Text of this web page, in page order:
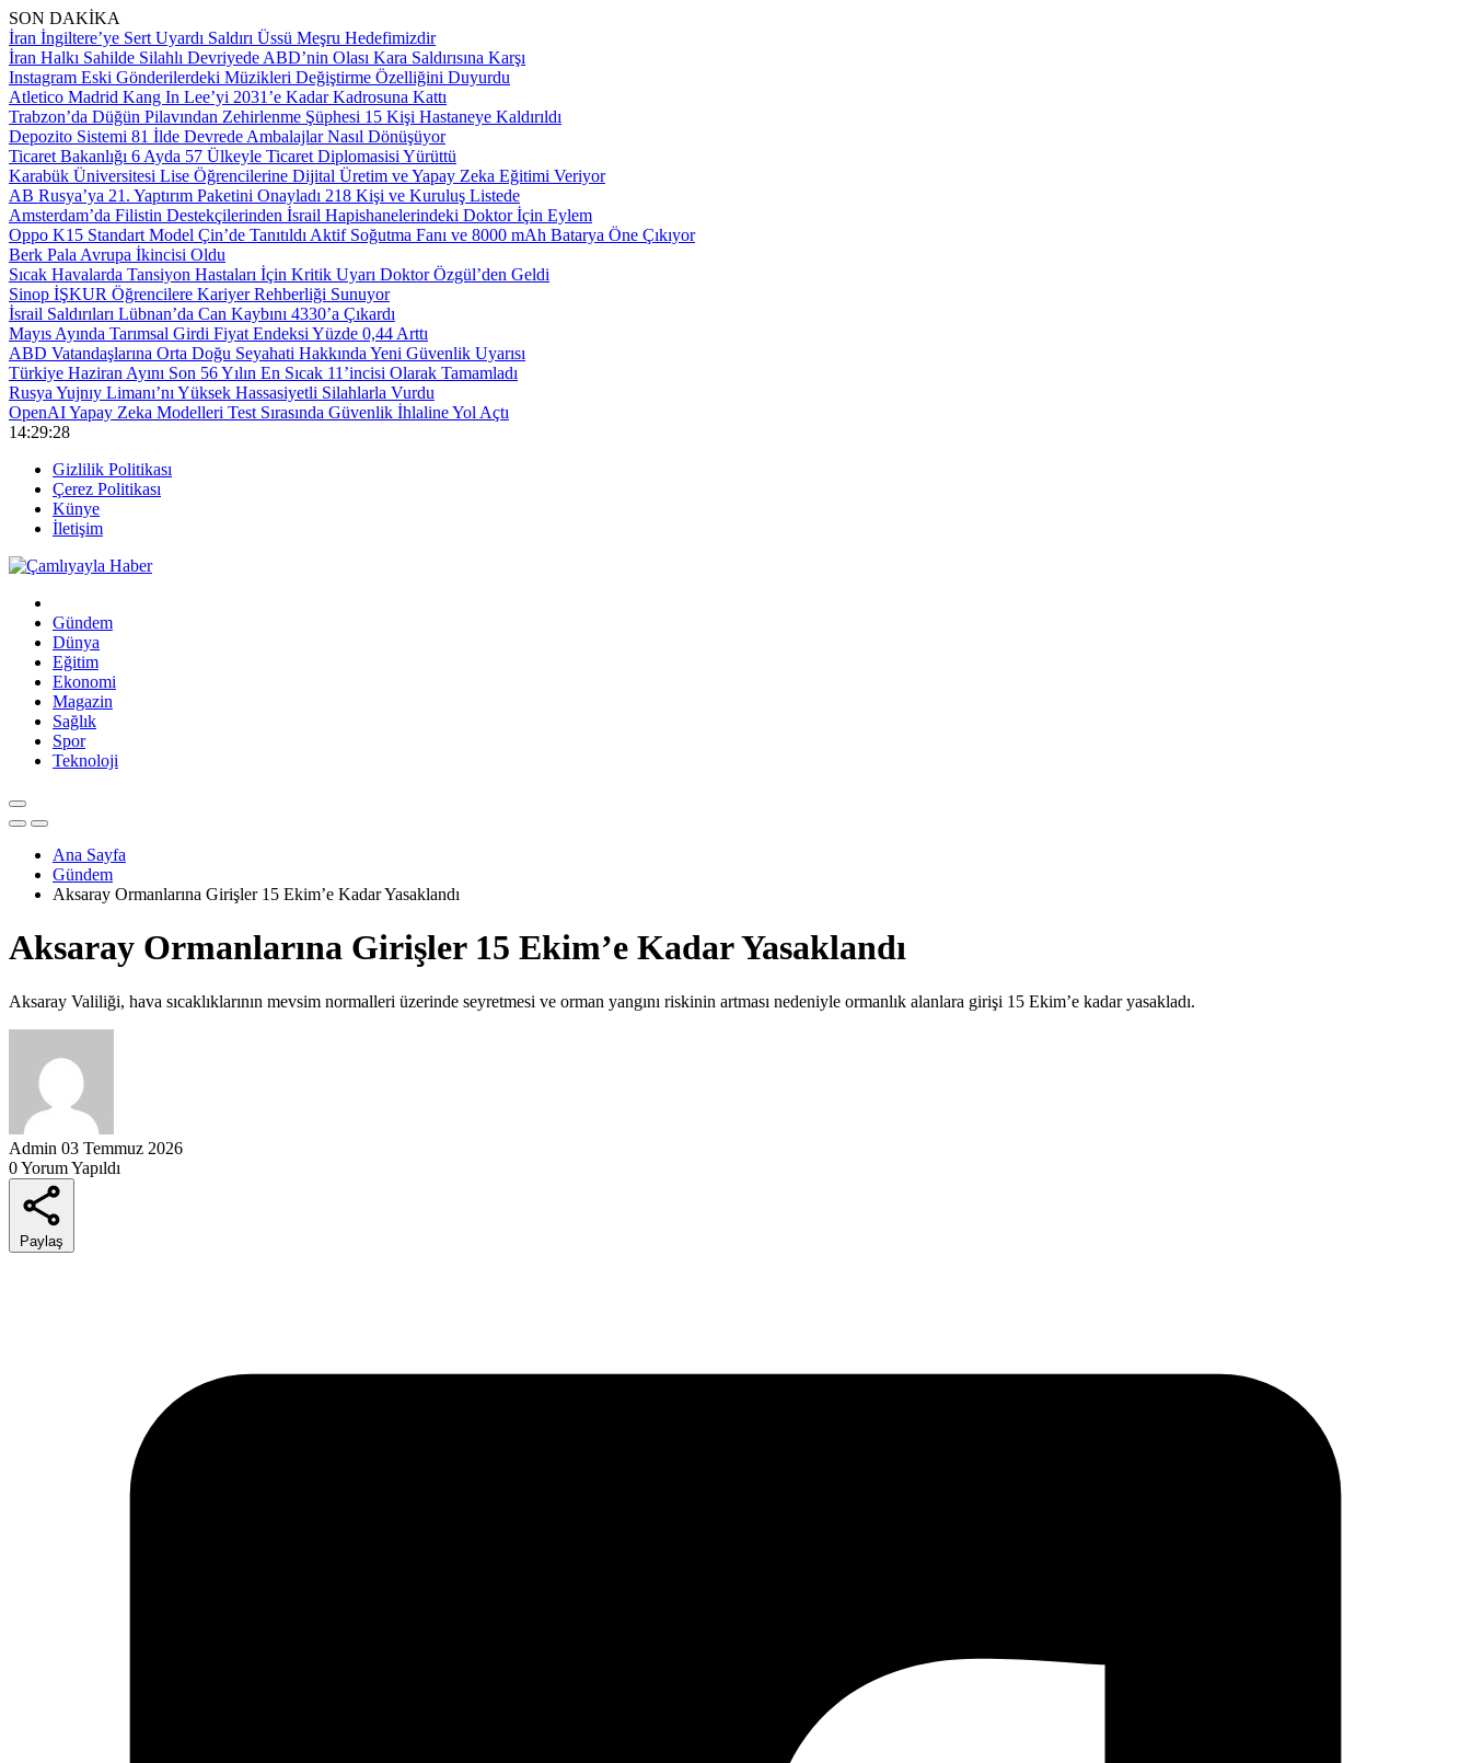
SON DAKİKA
İran İngiltere’ye Sert Uyardı Saldırı Üssü Meşru Hedefimizdir
İran Halkı Sahilde Silahlı Devriyede ABD’nin Olası Kara Saldırısına Karşı
Instagram Eski Gönderilerdeki Müzikleri Değiştirme Özelliğini Duyurdu
Atletico Madrid Kang In Lee’yi 2031’e Kadar Kadrosuna Kattı
Trabzon’da Düğün Pilavından Zehirlenme Şüphesi 15 Kişi Hastaneye Kaldırıldı
Depozito Sistemi 81 İlde Devrede Ambalajlar Nasıl Dönüşüyor
Ticaret Bakanlığı 6 Ayda 57 Ülkeyle Ticaret Diplomasisi Yürüttü
Karabük Üniversitesi Lise Öğrencilerine Dijital Üretim ve Yapay Zeka Eğitimi Veriyor
AB Rusya’ya 21. Yaptırım Paketini Onayladı 218 Kişi ve Kuruluş Listede
Amsterdam’da Filistin Destekçilerinden İsrail Hapishanelerindeki Doktor İçin Eylem
Oppo K15 Standart Model Çin’de Tanıtıldı Aktif Soğutma Fanı ve 8000 mAh Batarya Öne Çıkıyor
Berk Pala Avrupa İkincisi Oldu
Sıcak Havalarda Tansiyon Hastaları İçin Kritik Uyarı Doktor Özgül’den Geldi
Sinop İŞKUR Öğrencilere Kariyer Rehberliği Sunuyor
İsrail Saldırıları Lübnan’da Can Kaybını 4330’a Çıkardı
Mayıs Ayında Tarımsal Girdi Fiyat Endeksi Yüzde 0,44 Arttı
ABD Vatandaşlarına Orta Doğu Seyahati Hakkında Yeni Güvenlik Uyarısı
Türkiye Haziran Ayını Son 56 Yılın En Sıcak 11’incisi Olarak Tamamladı
Rusya Yujnıy Limanı’nı Yüksek Hassasiyetli Silahlarla Vurdu
OpenAI Yapay Zeka Modelleri Test Sırasında Güvenlik İhlaline Yol Açtı
14:29:29
Gizlilik Politikası
Çerez Politikası
Künye
İletişim
Gündem
Dünya
Eğitim
Ekonomi
Magazin
Sağlık
Spor
Teknoloji
Ana Sayfa
Gündem
Aksaray Ormanlarına Girişler 15 Ekim’e Kadar Yasaklandı
Aksaray Ormanlarına Girişler 15 Ekim’e Kadar Yasaklandı
Aksaray Valiliği, hava sıcaklıklarının mevsim normalleri üzerinde seyretmesi ve orman yangını riskinin artması nedeniyle ormanlık alanlara girişi 15 Ekim’e kadar yasakladı.
Admin 03 Temmuz 2026
0 Yorum Yapıldı
Paylaş